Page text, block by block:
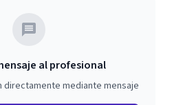
al profesional
directamente mediante mensaje